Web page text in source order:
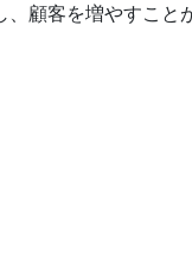
顧客を増やすこと